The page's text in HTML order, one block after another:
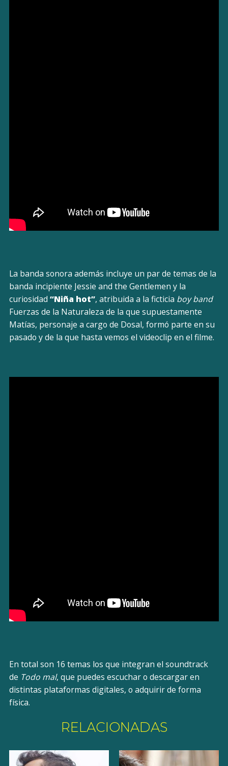
La banda sonora además incluye un par de temas de la
banda incipiente Jessie and the Gentlemen y la
curiosidad “Niña hot”, atribuida a la ficticia boy band
Fuerzas de la Naturaleza de la que supuestamente
Matías, personaje a cargo de Dosal, formó parte en su
pasado y de la que hasta vemos el videoclip en el filme.
En total son 16 temas los que integran el soundtrack
de Todo mal, que puedes escuchar o descargar en
distintas plataformas digitales, o adquirir de forma
física.
RELACIONADAS